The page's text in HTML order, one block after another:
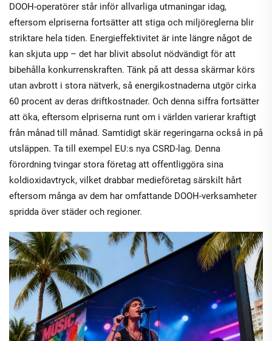
DOOH-operatörer står inför allvarliga utmaningar idag,
eftersom elpriserna fortsätter att stiga och miljöreglerna blir
striktare hela tiden. Energieffektivitet är inte längre något de
kan skjuta upp – det har blivit absolut nödvändigt för att
bibehålla konkurrenskraften. Tänk på att dessa skärmar körs
utan avbrott i stora nätverk, så energikostnaderna utgör cirka
60 procent av deras driftkostnader. Och denna siffra fortsätter
att öka, eftersom elpriserna runt om i världen varierar kraftigt
från månad till månad. Samtidigt skär regeringarna också in på
utsläppen. Ta till exempel EU:s nya CSRD-lag. Denna
förordning tvingar stora företag att offentliggöra sina
koldioxidavtryck, vilket drabbar medieföretag särskilt hårt
eftersom många av dem har omfattande DOOH-verksamheter
spridda över städer och regioner.